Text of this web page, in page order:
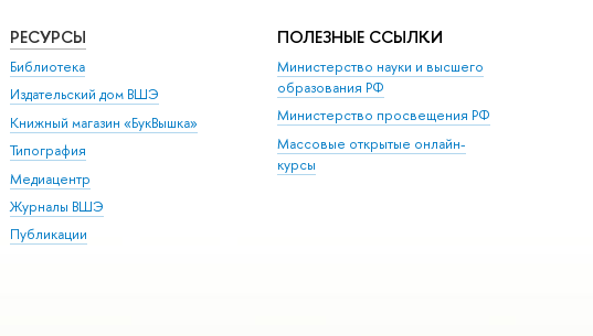
РЕСУРСЫ
Библиотека
Издательский дом ВШЭ
Книжный магазин «БукВышка»
Типография
Медиацентр
Журналы ВШЭ
Публикации
ПОЛЕЗНЫЕ ССЫЛКИ
Министерство науки и высшего
образования РФ
Министерство просвещения РФ
Массовые открытые онлайн-
курсы